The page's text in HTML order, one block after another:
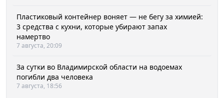
Пластиковый контейнер воняет — не бегу за химией:
3 средства с кухни, которые убирают запах
намертво
7 августа, 20:09
За сутки во Владимирской области на водоемах
погибли два человека
7 августа, 18:56